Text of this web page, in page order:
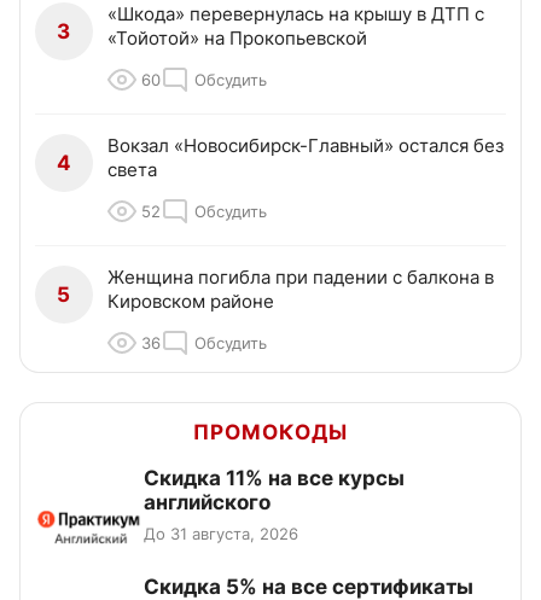
3
«Шкода» перевернулась на крышу в ДТП с
«Тойотой» на Прокопьевской
60 Обсудить
4
Вокзал «Новосибирск-Главный» остался без
света
52 Обсудить
5
Женщина погибла при падении с балкона в
Кировском районе
36 Обсудить
ПРОМОКОДЫ
Скидка 11% на все курсы
английского
До 31 августа, 2026
Скидка 5% на все сертификаты